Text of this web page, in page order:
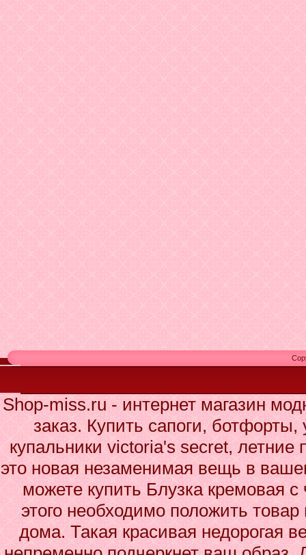
Shop-miss.ru - интернет магазин
заказ. Купить сапоги,
купальники victoria's secret,
это новая незаменимая вещь в
можете купить Блузка кремовая
этого необходимо положить
дома. Такая красивая недорогая